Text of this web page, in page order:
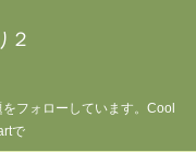
２
フォローしています。Cool
で